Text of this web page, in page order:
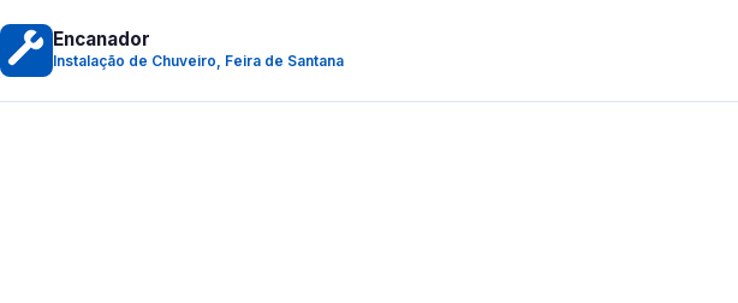
Encanador
Instalação de Chuveiro, Feira de Santana